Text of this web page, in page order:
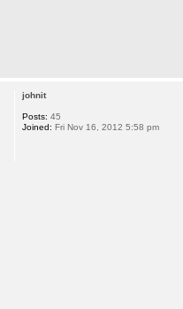
johnit
Posts: 45
Joined: Fri Nov 16, 2012 5:58 pm